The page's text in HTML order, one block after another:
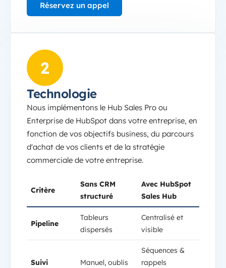
Réservez un appel
2
Technologie
Nous implémentons le Hub Sales Pro ou
Enterprise de HubSpot dans votre entreprise, en
fonction de vos objectifs business, du parcours
d'achat de vos clients et de la stratégie
commerciale de votre entreprise.
Critère
Sans CRM
structuré
Avec HubSpot
Sales Hub
Pipeline
Tableurs
dispersés
Centralisé et
visible
Suivi Manuel, oublis
Séquences &
rappels